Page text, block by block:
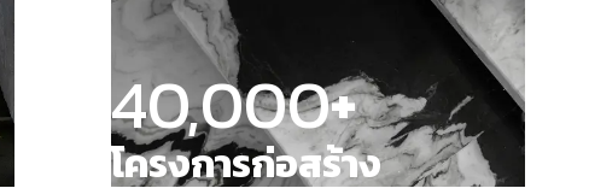
40,000+
โครงการก่อสร้าง